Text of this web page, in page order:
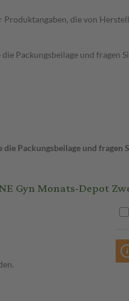
die von
Packungsbeilage und
die Packungsbeilage und
Gyn Monats-Depot